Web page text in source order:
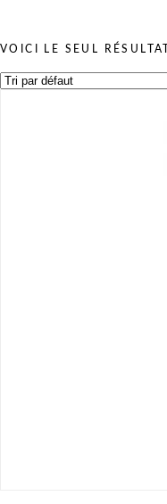
VOICI LE SEUL RÉSULTAT